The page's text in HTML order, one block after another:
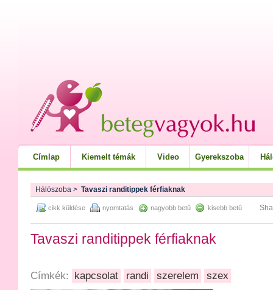
Címlap Kiemelt témák Video Gyerekszoba
Hálószoba > Tavaszi randitippek férfiaknak
cikk küldése nyomtatás nagyobb betű kisebb betű
Tavaszi randitippek férfiaknak
Címkék: kapcsolat randi szerelem
szex